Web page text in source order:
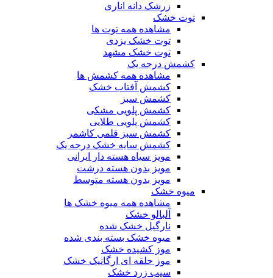
زرشک دانه اناری
توت خشک
مشاهده همه توت ها
توت خشک یزدی
توت خشک مشهد
کشمش درجه یک
مشاهده همه کشمش ها
کشمش آفتاب خشک
کشمش سبز
کشمش پلویی مشکی
کشمش پلویی طلایی
کشمش سبز قلمی کاشمر
کشمش سایه خشک درجه یک
مویز سیاه هسته دار ایرانی
مویز بدون هسته درشت
مویز بدون هسته متوسط
میوه خشک
مشاهده همه میوه خشک ها
آلبالو خشک
نارگیل خشک شده
میوه خشک بسته بندی شده
موز کشیده خشک
موز حلقه ای ارگانیک خشک
سیب زرد خشک